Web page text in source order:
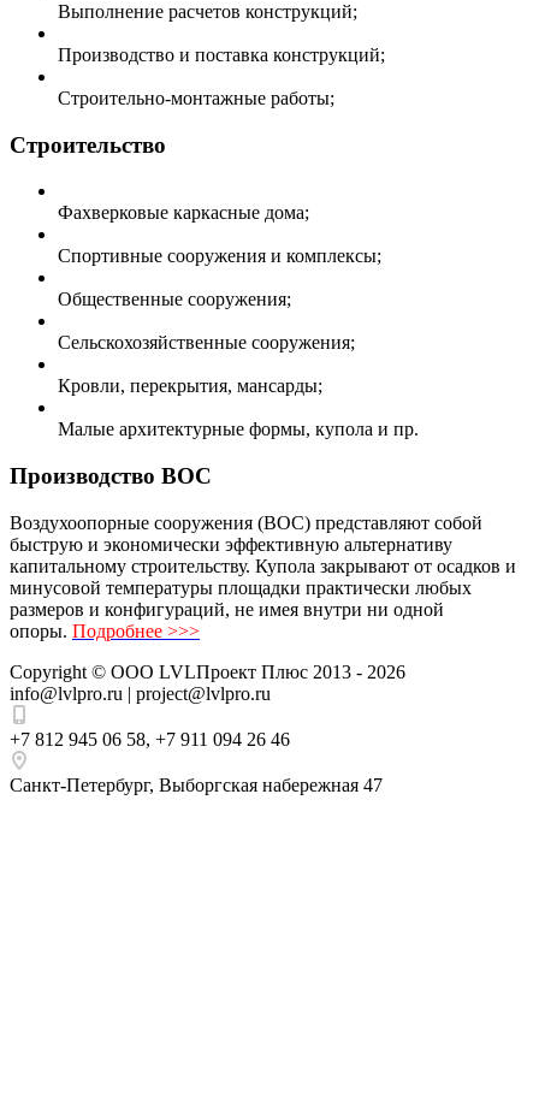
Выполнение расчетов конструкций;
Производство и поставка конструкций;
Строительно-монтажные работы;
Строительство
Фахверковые каркасные дома;
Спортивные сооружения и комплексы;
Общественные сооружения;
Сельскохозяйственные сооружения;
Кровли, перекрытия, мансарды;
Малые архитектурные формы, купола и пр.
Производство ВОС
Воздухоопорные сооружения (ВОС) представляют собой
быструю и экономически эффективную альтернативу
капитальному строительству. Купола закрывают от осадков и
минусовой температуры площадки практически любых
размеров и конфигураций, не имея внутри ни одной
опоры. Подробнее >>>
Copyright © ООО LVLПроект Плюс 2013 - 2026
info@lvlpro.ru | project@lvlpro.ru
+7 812 945 06 58, +7 911 094 26 46
Санкт-Петербург, Выборгская набережная 47